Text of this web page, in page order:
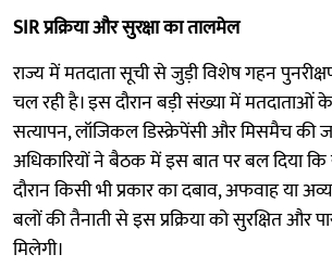
SIR प्रक्रिया और सुरक्षा का तालमेल
राज्य में मतदाता सूची से जुड़ी विशेष गहन
चल रही है। इस दौरान बड़ी संख्या में मतदाताओं
सत्यापन, लॉजिकल डिस्क्रेपेंसी और मिसमैच की
अधिकारियों ने बैठक में इस बात पर बल दिया कि
दौरान किसी भी प्रकार का दबाव, अफवाह या
बलों की तैनाती से इस प्रक्रिया को सुरक्षित और
मिलेगी।